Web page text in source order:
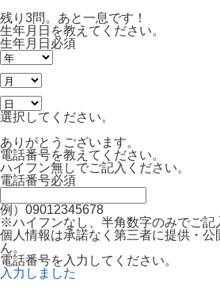
残り3問。あと一息です！
生年月日を教えてください。
生年月日 必須
選択してください。
ありがとうございます。
電話番号を教えてください。
ハイフン無しでご記入ください。
電話番号必須
例）09012345678
※ハイフンなし、半角数字のみでご記
個人情報は承諾なく第三者に提供・
ん。
電話番号を入力してください。
入力しました